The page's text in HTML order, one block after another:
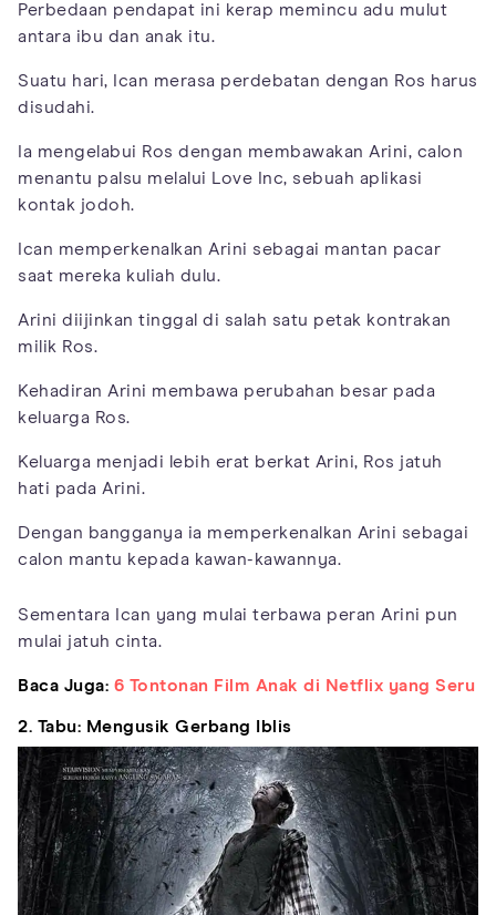
Perbedaan pendapat ini kerap memincu adu mulut
antara ibu dan anak itu.
Suatu hari, Ican merasa perdebatan dengan Ros harus
disudahi.
Ia mengelabui Ros dengan membawakan Arini, calon
menantu palsu melalui Love Inc, sebuah aplikasi
kontak jodoh.
Ican memperkenalkan Arini sebagai mantan pacar
saat mereka kuliah dulu.
Arini diijinkan tinggal di salah satu petak kontrakan
milik Ros.
Kehadiran Arini membawa perubahan besar pada
keluarga Ros.
Keluarga menjadi lebih erat berkat Arini, Ros jatuh
hati pada Arini.
Dengan bangganya ia memperkenalkan Arini sebagai
calon mantu kepada kawan-kawannya.
Sementara Ican yang mulai terbawa peran Arini pun
mulai jatuh cinta.
Baca Juga: 6 Tontonan Film Anak di Netflix yang Seru
2. Tabu: Mengusik Gerbang Iblis